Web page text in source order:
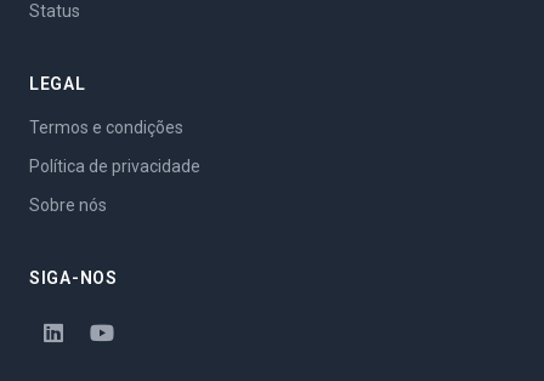
Status
LEGAL
Termos e condições
Política de privacidade
Sobre nós
SIGA-NOS